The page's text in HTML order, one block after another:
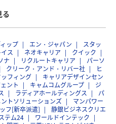
る
ップ エン・ジャパン
スタッ
イス ネオキャリア
クイック
ナ リクルートキャリア
パーソ
クリーク・アンド・リバー社
ヒ
フィング
キャリアデザインセン
ント キャムコムグループ
ジ
ラディアホールディングス
パ
トソリューションズ
マンパワー
フ[新卒派遣]
静銀ビジネスクリエ
テム24
ワールドインテック